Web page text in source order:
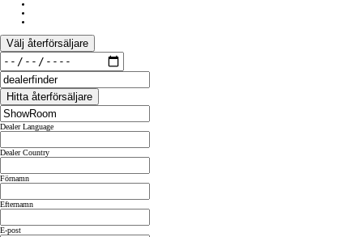
Välj återförsäljare
Hitta återförsäljare
Dealer Language
Dealer Country
Förnamn
Efternamn
E-post